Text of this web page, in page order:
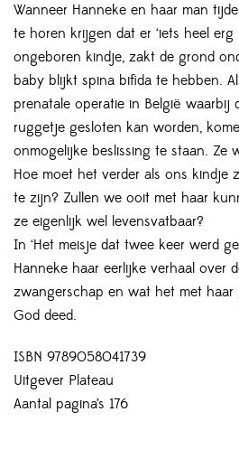
Wanneer Hanneke en haar man
te horen krijgen dat er ‘iets heel erg
ongeboren kindje, zakt de grond
baby blijkt spina bifida te hebben.
prenatale operatie in België waarbij
ruggetje gesloten kan worden,
onmogelijke beslissing te staan. Ze
Hoe moet het verder als ons kindje
te zijn? Zullen we ooit met haar
ze eigenlijk wel levensvatbaar?
In ‘Het meisje dat twee keer werd
Hanneke haar eerlijke verhaal over
zwangerschap en wat het met haar
God deed.
ISBN 9789058041739
Uitgever Plateau
Aantal pagina’s 176